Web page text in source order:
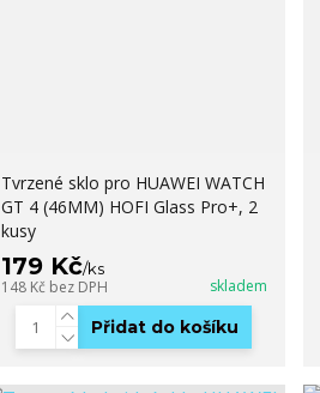
Tvrzené sklo pro HUAWEI WATCH
GT 4 (46MM) HOFI Glass Pro+, 2
kusy
179 Kč/ks
148 Kč bez DPH skladem
Přidat do košíku